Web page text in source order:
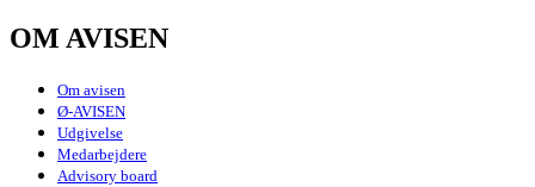
OM AVISEN
Om avisen
Ø-AVISEN
Udgivelse
Medarbejdere
Advisory board